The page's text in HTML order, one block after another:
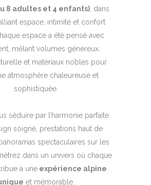
8 adultes et 4 enfants) , dans
espace, intimité et confort
espace a été pensé avec
mêlant volumes généreux,
et matériaux nobles pour
atmosphère chaleureuse et
sophistiquée.
séduire par l’harmonie parfaite
soigné, prestations haut de
spectaculaires sur les
dans un univers où chaque
à uneexpérience alpine
et mémorable.